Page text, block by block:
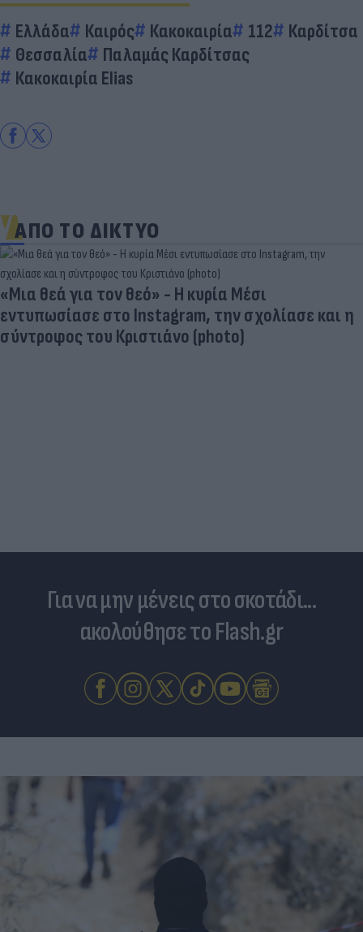
Ελλάδα Καιρός Κακοκαιρία 112
Καρδίτσα
Θεσσαλία
Παλαμάς Καρδίτσας
Κακοκαιρία Elias
ΑΠΟ ΤΟ ΔΙΚΤΥΟ
Για να μην μένεις στο σκοτάδι...
ακολούθησε το Flash.gr